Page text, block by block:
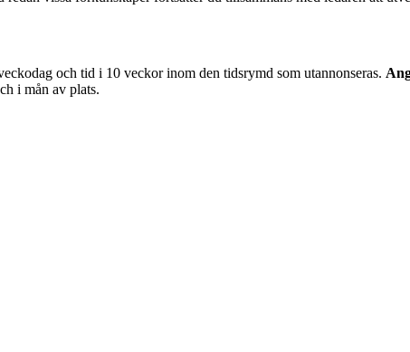
och tid i 10 veckor inom den tidsrymd som utannonseras.
i mån av plats.